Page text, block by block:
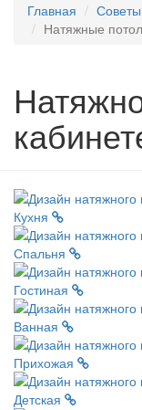
Главная
Натяжные
Кухня
Спальня
Гостиная
Ванная
Прихожая
Детская